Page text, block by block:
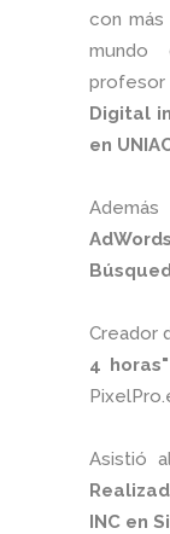
con
mundo
Digital
en
Creador
4 horas"
Asistió
INC en